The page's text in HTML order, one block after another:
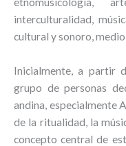
interculturalidad,
cultural y sonoro,
Inicialmente, a partir
grupo de personas
andina, especialmente
de la ritualidad, la
concepto central de